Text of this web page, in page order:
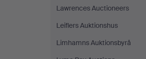
Lawrences Auctioneers
Leiflers Auktionshus
Limhamns Auktionsbyrå